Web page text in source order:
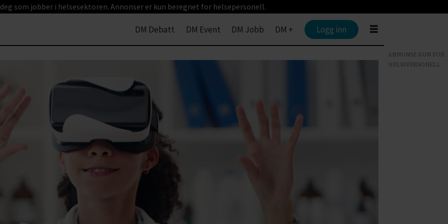
som jobber i helsesektoren. Annonser er kun beregnet for helsepersonell.
DM Debatt DM Event DM Jobb DM + Logg inn
ANNONSE KUN FOR
HELSEPERSONELL